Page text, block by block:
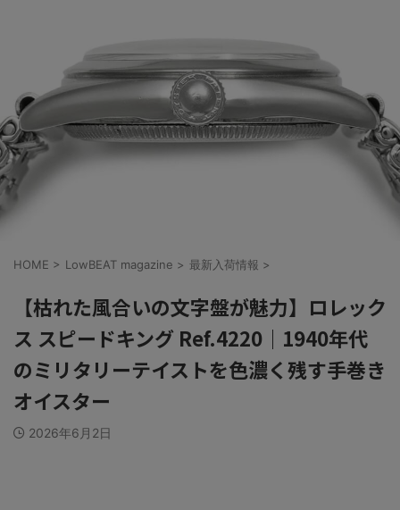
HOME > LowBEAT magazine > 最新入荷情報 >
【枯れた風合いの文字盤が魅力】ロレック
ス スピードキング Ref.4220｜1940年代
のミリタリーテイストを色濃く残す手巻き
オイスター
2026年6月2日